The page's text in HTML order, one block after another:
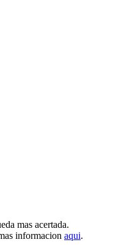
mas acertada.
informacion aqui.